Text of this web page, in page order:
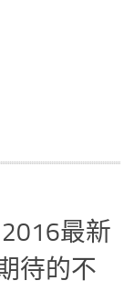
最新
待的不